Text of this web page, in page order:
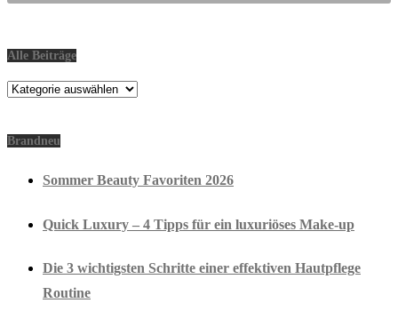
Alle Beiträge
Alle
Brandneu
Sommer Beauty Favoriten 2026
Quick Luxury – 4 Tipps für ein luxuriöses Make-up
Die 3 wichtigsten Schritte einer effektiven Hautpflege
Routine